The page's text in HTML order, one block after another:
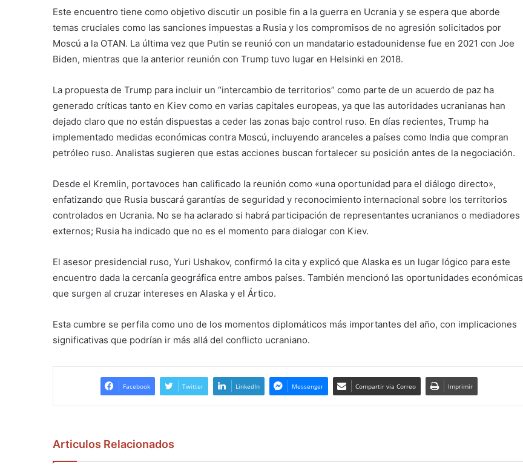
Este encuentro tiene como objetivo discutir un posible fin a la guerra en Ucrania y se espera que aborde
temas cruciales como las sanciones impuestas a Rusia y los compromisos de no agresión solicitados por
Moscú a la OTAN. La última vez que Putin se reunió con un mandatario estadounidense fue en 2021 con Joe
Biden, mientras que la anterior reunión con Trump tuvo lugar en Helsinki en 2018.
La propuesta de Trump para incluir un “intercambio de territorios” como parte de un acuerdo de paz ha
generado críticas tanto en Kiev como en varias capitales europeas, ya que las autoridades ucranianas han
dejado claro que no están dispuestas a ceder las zonas bajo control ruso. En días recientes, Trump ha
implementado medidas económicas contra Moscú, incluyendo aranceles a países como India que compran
petróleo ruso. Analistas sugieren que estas acciones buscan fortalecer su posición antes de la negociación.
Desde el Kremlin, portavoces han calificado la reunión como «una oportunidad para el diálogo directo»,
enfatizando que Rusia buscará garantías de seguridad y reconocimiento internacional sobre los territorios
controlados en Ucrania. No se ha aclarado si habrá participación de representantes ucranianos o mediadores
externos; Rusia ha indicado que no es el momento para dialogar con Kiev.
El asesor presidencial ruso, Yuri Ushakov, confirmó la cita y explicó que Alaska es un lugar lógico para este
encuentro dada la cercanía geográfica entre ambos países. También mencionó las oportunidades económicas
que surgen al cruzar intereses en Alaska y el Ártico.
Esta cumbre se perfila como uno de los momentos diplomáticos más importantes del año, con implicaciones
significativas que podrían ir más allá del conflicto ucraniano.
Facebook Twitter LinkedIn Messenger Compartir via Correo Imprimir
Articulos Relacionados